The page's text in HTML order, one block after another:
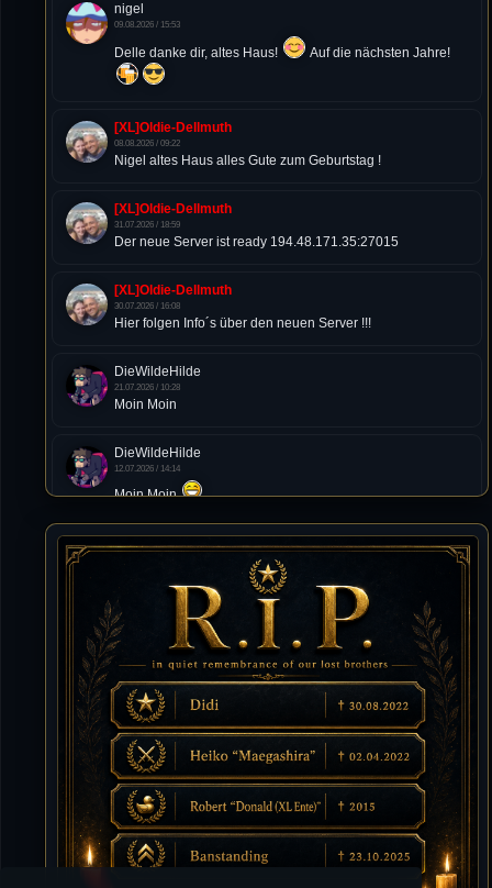
nigel
09.08.2026 / 15:53
Delle danke dir, altes Haus! Auf die nächsten Jahre!
[XL]Oldie-Dellmuth
08.08.2026 / 09:22
Nigel altes Haus alles Gute zum Geburtstag !
[XL]Oldie-Dellmuth
31.07.2026 / 18:59
Der neue Server ist ready 194.48.171.35:27015
[XL]Oldie-Dellmuth
30.07.2026 / 16:08
Hier folgen Info´s über den neuen Server !!!
DieWildeHilde
21.07.2026 / 10:28
Moin Moin
DieWildeHilde
12.07.2026 / 14:14
Moin Moin
Tommy
Tommy
10.07.2026 / 22:25
Letzte Aktivität:
27. Dez 2023, 22:48
DieWildeHilde
10.07.2026 / 12:48
Happy Birthday Chickpea
DieWildeHilde
10.07.2026 / 10:08
Hallo meine Lieben!